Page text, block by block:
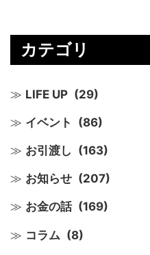
カテゴリ
LIFE UP (29)
イベント (86)
お引渡し (163)
お知らせ (207)
お金の話 (169)
コラム (8)